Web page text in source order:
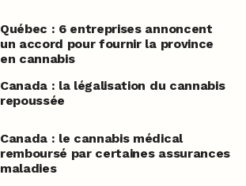
Québec : 6 entreprises annoncent
un accord pour fournir la province
en cannabis
Canada : la légalisation du cannabis
repoussée
Canada : le cannabis médical
remboursé par certaines assurances
maladies